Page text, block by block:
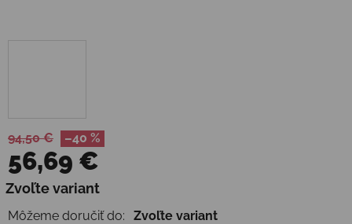
94,50 € –40 %
56,69 €
Jednotková cena:
Zvoľte variant
Môžeme doručiť do:
Zvoľte variant